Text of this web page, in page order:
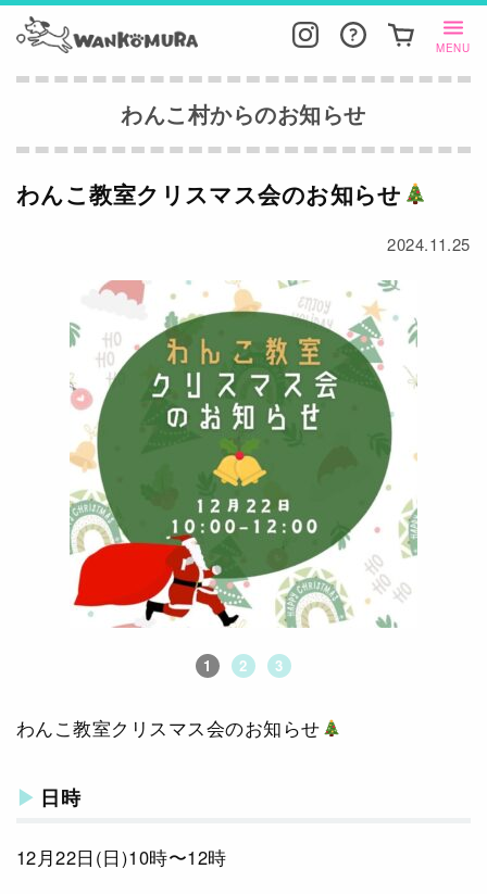
MENU
わんこ村からのお知らせ
わんこ教室クリスマス会のお知らせ
2024.11.25
1 2 3
わんこ教室クリスマス会のお知らせ
日時
12月22日(日)10時〜12時